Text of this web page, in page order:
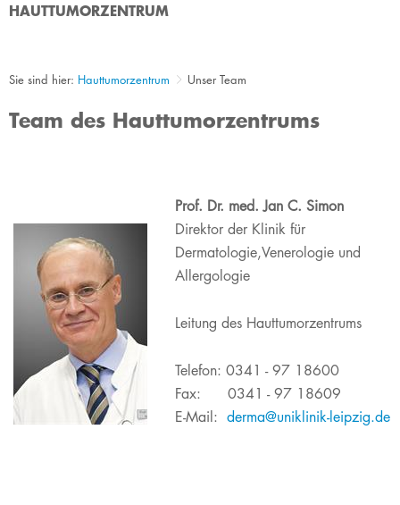
HAUTTUMORZENTRUM
Sie sind hier: Hauttumorzentrum Unser Team
​​​​​​​Team des Hauttumorzentrums
Prof. Dr. med. Jan C. Simon
Direktor der Klinik für
Dermatologie,Venerologie und
Allergologie
Leitung des Hauttumorzentrums
Telefon: 0341 - 97 18600
Fax: 0341 - 97 18609
E-Mail: derma@uniklinik-leipzig.de